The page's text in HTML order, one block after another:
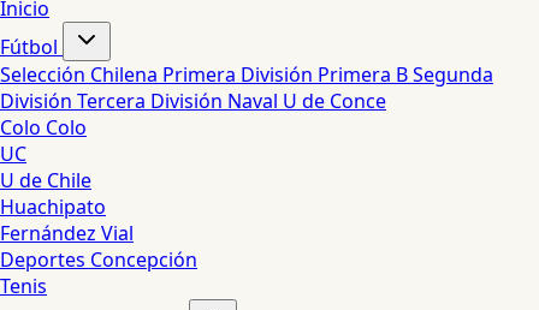
Inicio
Fútbol
Selección Chilena Primera División Primera BSegunda
División Tercera División Naval U de Conce
Colo Colo
UC
U de Chile
Huachipato
Fernández Vial
Deportes Concepción
Tenis